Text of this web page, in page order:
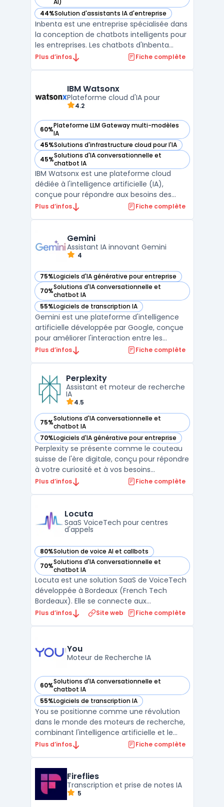
AI)
44%Solution d'assistants IA d'entreprise
— voir Inbenta dans cette catégorie
Inbenta est une entreprise spécialisée dans
la conception de chatbots intelligents pour
les entreprises. Les chatbots d'Inbenta
utilisent l'intelligence artificielle pour offrir
questions des clients en temps réel et le ...
Plus d’infos Fiche complète
IBM Watsonx
Plateforme cloud d'IA pour
4.2
60%Plateforme LLM Gateway multi-modèles
IA
— voir IBM Watsonx dans cette catégorie
45%Solutions d'infrastructure cloud pour l'IA
— voir IBM Watsonx dans cette catégorie
45%Solutions d'IA conversationnelle et
chatbot IA
— voir IBM Watsonx dans cette catégorie
IBM Watsonx est une plateforme cloud
dédiée à l'intelligence artificielle (IA),
conçue pour répondre aux besoins des
entreprises en matière de gestion,
avancées d'automatisation des processus,
Watsonx permet aux organisations ...
Plus d’infos Fiche complète
Gemini
Assistant IA innovant Gemini
4
75%Logiciels d'IA générative pour entreprise
— voir Gemini dans cette catégorie
70%Solutions d'IA conversationnelle et
chatbot IA
— voir Gemini dans cette catégorie
55%Logiciels de transcription IA
— voir Gemini dans cette catégorie
Gemini est une plateforme d'intelligence
artificielle développée par Google, conçue
pour améliorer l'interaction entre les
utilisateurs et les systèmes à travers des
matière de traitement du texte, de l'image
et de l'audio ...
Plus d’infos Fiche complète
Perplexity
Assistant et moteur de recherche
IA
4.5
75%Solutions d'IA conversationnelle et
chatbot IA
— voir Perplexity dans cette catégorie
70%Logiciels d'IA générative pour entreprise
— voir Perplexity dans cette catégorie
Perplexity se présente comme le couteau
suisse de l'ère digitale, conçu pour répondre
à votre curiosité et à vos besoins
d'information grâce à la puissance de l'IA.
au-delà : que ce soit pour résumer du
contenu, explorer ...
Plus d’infos Fiche complète
Locuta
SaaS VoiceTech pour centres
d'appels
80%Solution de voice AI et callbots
— voir Locuta dans cette catégorie
70%Solutions d'IA conversationnelle et
chatbot IA
— voir Locuta dans cette catégorie
Locuta est une solution SaaS de VoiceTech
développée à Bordeaux (French Tech
Bordeaux). Elle se connecte aux
plateformes téléphoniques et aux CRM
de traiter les appels ...
Plus d’infos Site web Fiche complète
You
Moteur de Recherche IA
60%Solutions d'IA conversationnelle et
chatbot IA
— voir You dans cette catégorie
55%Logiciels de transcription IA
— voir You dans cette catégorie
You se positionne comme une révolution
dans le monde des moteurs de recherche,
combinant l'intelligence artificielle et le
respect de la vie privée pour offrir une
en ligne, You s'engage à ne pas suivre les
utilisateurs ni à ve ...
Plus d’infos Fiche complète
Fireflies
Transcription et prise de notes IA
5